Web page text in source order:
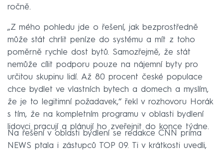
ročně.
„Z mého pohledu jde o řešení, jak bezprostředně
může stát chrlit peníze do systému a mít z toho
poměrně rychle dost bytů. Samozřejmě, že stát
nemůže cílit podporu pouze na nájemní byty pro
určitou skupinu lidí. Až 80 procent české populace
chce bydlet ve vlastních bytech a domech a myslím,
že je to legitimní požadavek,“ řekl v rozhovoru Horák
s tím, že na kompletním programu v oblasti bydlení
lidovci pracují a plánují ho zveřejnit do konce týdne.
Na řešení v oblasti bydlení se redakce CNN prima
NEWS ptala i zástupců TOP 09. Ti v krátkosti uvedli,